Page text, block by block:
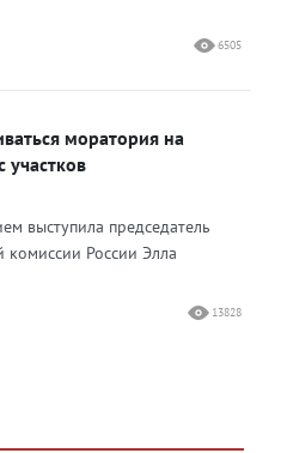
6505
моратория на
участков
выступила председатель
комиссии России Элла
13828